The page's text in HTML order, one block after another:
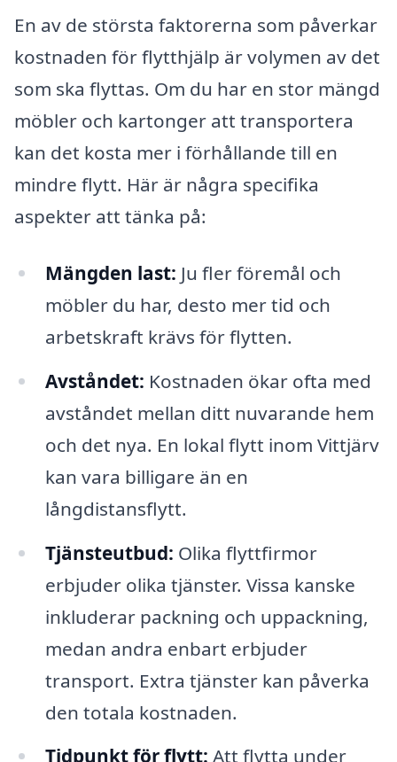
En av de största faktorerna som påverkar
kostnaden för flytthjälp är volymen av det
som ska flyttas. Om du har en stor mängd
möbler och kartonger att transportera
kan det kosta mer i förhållande till en
mindre flytt. Här är några specifika
aspekter att tänka på:
Mängden last: Ju fler föremål och
möbler du har, desto mer tid och
arbetskraft krävs för flytten.
Avståndet: Kostnaden ökar ofta med
avståndet mellan ditt nuvarande hem
och det nya. En lokal flytt inom Vittjärv
kan vara billigare än en
långdistansflytt.
Tjänsteutbud: Olika flyttfirmor
erbjuder olika tjänster. Vissa kanske
inkluderar packning och uppackning,
medan andra enbart erbjuder
transport. Extra tjänster kan påverka
den totala kostnaden.
Tidpunkt för flytt: Att flytta under